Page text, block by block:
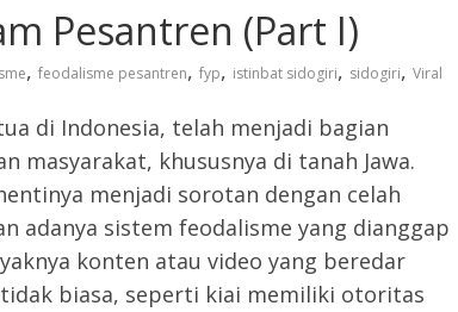
Pesantren (Part I)
, feodalisme pesantren, fyp, istinbat sidogiri, sidogiri, Viral
di Indonesia, telah menjadi bagian
masyarakat, khususnya di tanah Jawa.
menjadi sorotan dengan celah
adanya sistem feodalisme yang dianggap
konten atau video yang beredar
biasa, seperti kiai memiliki otoritas